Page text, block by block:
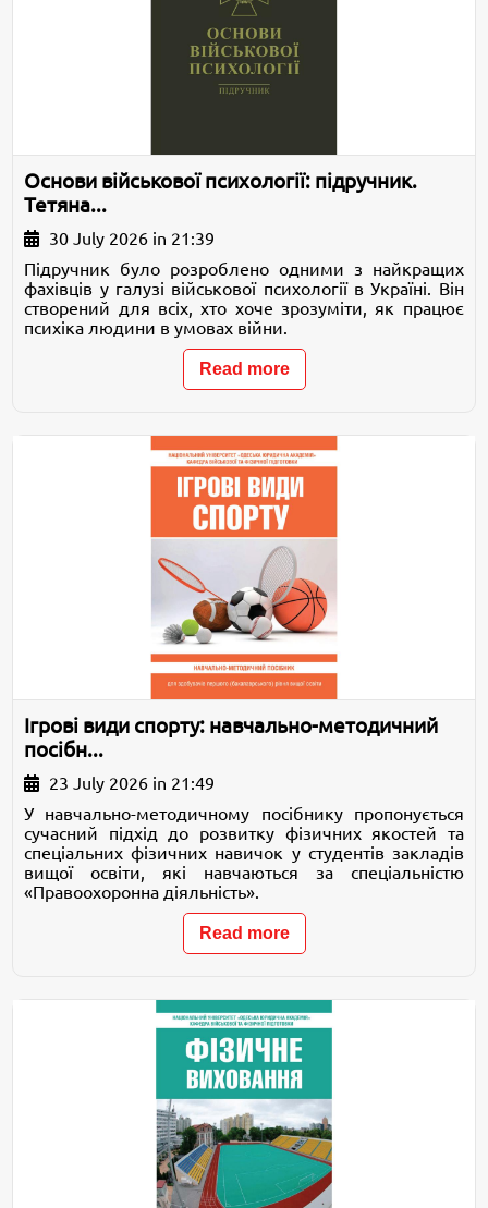
Основи військової психології: підручник.
Тетяна...
30 July 2026 in 21:39
Підручник було розроблено одними з найкращих
фахівців у галузі військової психології в Україні. Він
створений для всіх, хто хоче зрозуміти, як працює
психіка людини в умовах війни.
Read more
Ігрові види спорту: навчально-методичний
посібн...
23 July 2026 in 21:49
У навчально-методичному посібнику пропонується
сучасний підхід до розвитку фізичних якостей та
спеціальних фізичних навичок у студентів закладів
вищої освіти, які навчаються за спеціальністю
«Правоохоронна діяльність».
Read more